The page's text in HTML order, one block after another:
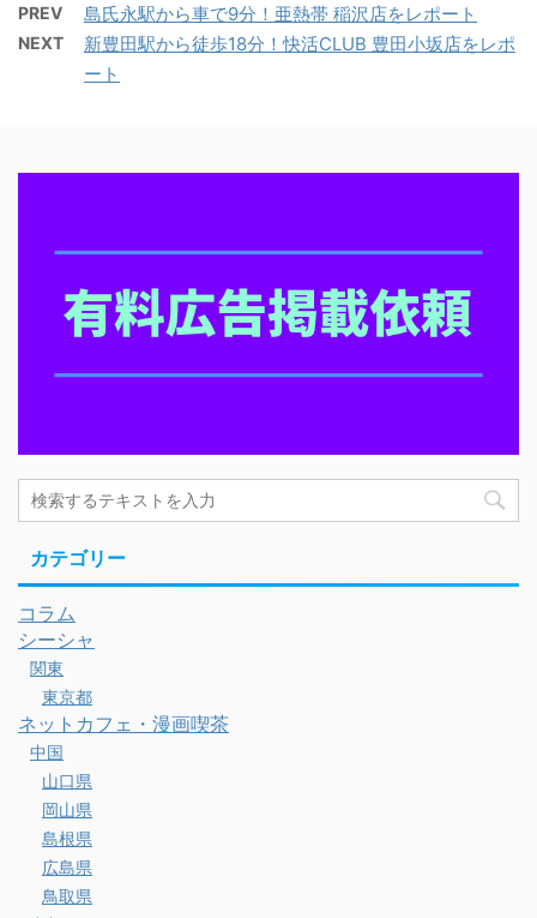
PREV 島氏永駅から車で9分！亜熱帯 稲沢店をレポート
NEXT
新豊田駅から徒歩18分！快活CLUB 豊田小坂店をレポ
ート
カテゴリー
コラム
シーシャ
関東
東京都
ネットカフェ・漫画喫茶
中国
山口県
岡山県
島根県
広島県
鳥取県